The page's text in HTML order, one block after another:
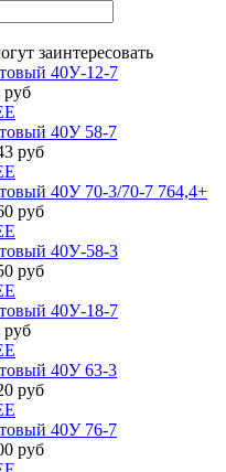
заинтересовать
40У-12-7
руб
40У 58-7
руб
40У 70-3/70-7 764,4+
руб
40У-58-3
руб
40У-18-7
руб
40У 63-3
руб
40У 76-7
руб